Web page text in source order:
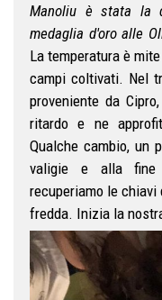
Manoliu è stata la
medaglia d'oro alle
La temperatura è
campi coltivati. Nel
proveniente da
ritardo e ne
Qualche cambio, un
valigie e alla fine
recuperiamo le
fredda. Inizia la